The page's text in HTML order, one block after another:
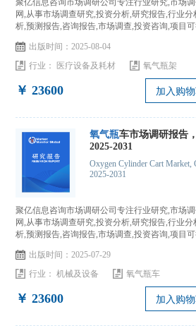
聚亿信息咨询市场调研公司专注行业研究,市场
网,从事市场调查研究,投资分析,研究报告,行业
析,预测报告,咨询报告,市场调查,投资咨询,项目
出版时间：2025-08-04
行业： 医疗设备及耗材 氧气瓶架
￥ 23600 加入购
氧气瓶车市场调研报告
2025-2031
Oxygen Cylinder Cart Market,
2025-2031
聚亿信息咨询市场调研公司专注行业研究,市场
网,从事市场调查研究,投资分析,研究报告,行业
析,预测报告,咨询报告,市场调查,投资咨询,项目
出版时间：2025-07-29
行业：机械及设备 氧气瓶车
￥ 23600 加入购